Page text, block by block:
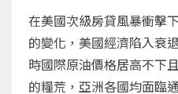
在美國次級房貸風暴衝擊
的變化，美國經濟陷入衰
時國際原油價格居高不下
的糧荒，亞洲各國均面臨